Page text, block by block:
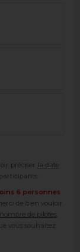
préciser la date
participants.
6 personnes
de bien vouloir
de pilotes
vous souhaitez